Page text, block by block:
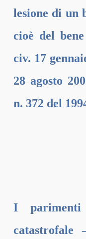
lesione di un
cioè del
civ. 17
28 agosto
n. 372 del
I parimenti
catastrofale